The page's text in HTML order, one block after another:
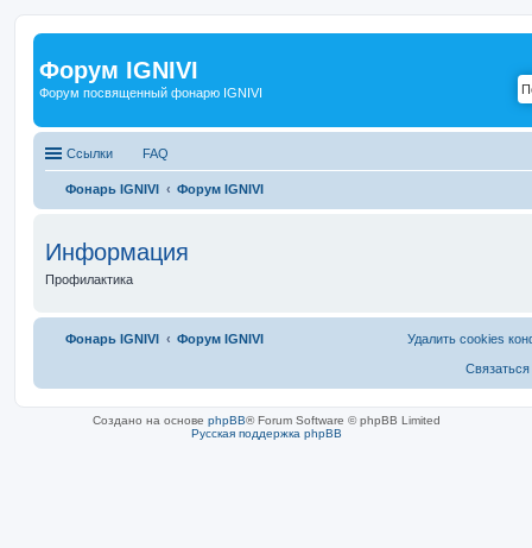
Форум IGNIVI
Форум посвященный фонарю IGNIVI
Ссылки FAQ
Фонарь IGNIVI Форум IGNIVI
Информация
Профилактика
Фонарь IGNIVI Форум IGNIVI Удалить cookies
Создано на основе phpBB® Forum Software © phpBB Limited
Русская поддержка phpBB